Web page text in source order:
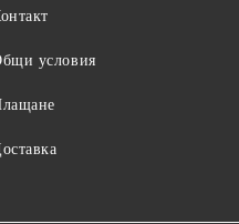
условия